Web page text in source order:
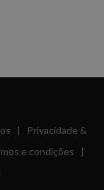
|
Privacidade &
e condições |